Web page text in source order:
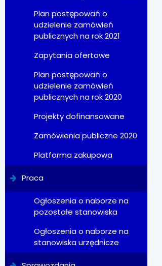
Plan postępowań o
udzielenie zamówień
publicznych na rok 2021
Zapytania ofertowe
Plan postępowań o
udzielenie zamówień
publicznych na rok 2020
Projekty dofinansowane
Zamówienia publiczne 2020
Platforma zakupowa
Praca
Ogłoszenia o naborze na
pozostałe stanowiska
Ogłoszenia o naborze na
stanowiska urzędnicze